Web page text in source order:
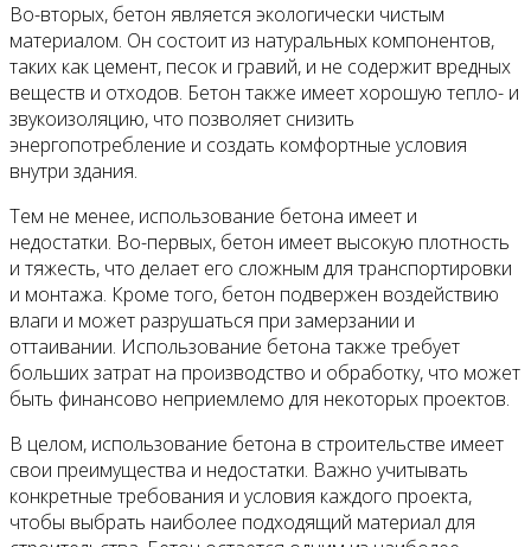
Во-вторых, бетон является экологически чистым
материалом. Он состоит из натуральных компонентов,
таких как цемент, песок и гравий, и не содержит вредных
веществ и отходов. Бетон также имеет хорошую тепло- и
звукоизоляцию, что позволяет снизить
энергопотребление и создать комфортные условия
внутри здания.
Тем не менее, использование бетона имеет и
недостатки. Во-первых, бетон имеет высокую плотность
и тяжесть, что делает его сложным для транспортировки
и монтажа. Кроме того, бетон подвержен воздействию
влаги и может разрушаться при замерзании и
оттаивании. Использование бетона также требует
больших затрат на производство и обработку, что может
быть финансово неприемлемо для некоторых проектов.
В целом, использование бетона в строительстве имеет
свои преимущества и недостатки. Важно учитывать
конкретные требования и условия каждого проекта,
чтобы выбрать наиболее подходящий материал для